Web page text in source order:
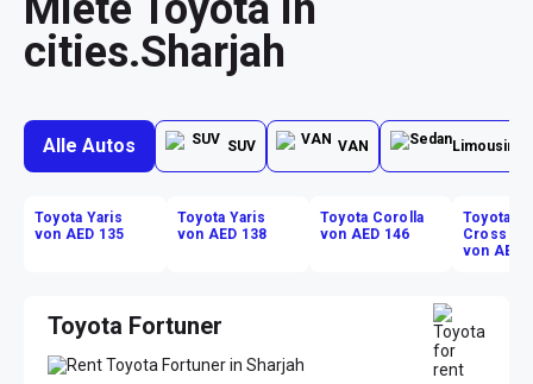
cities.Sharjah
Alle Autos SUV VAN Limousine
Toyota Yaris
von AED 135
Toyota Yaris
von AED 138
Toyota Corolla
von AED 146
Toyota
Cross
von AED
Toyota Fortuner